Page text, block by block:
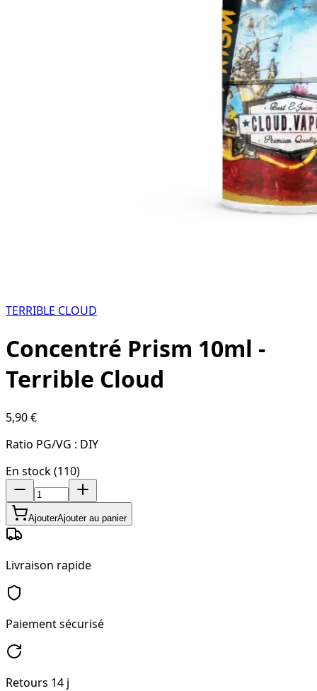
TERRIBLE CLOUD
Concentré Prism 10ml -
Terrible Cloud
5,90 €
Ratio PG/VG : DIY
En stock (110)
AjouterAjouter au panier
Livraison rapide
Paiement sécurisé
Retours 14 j